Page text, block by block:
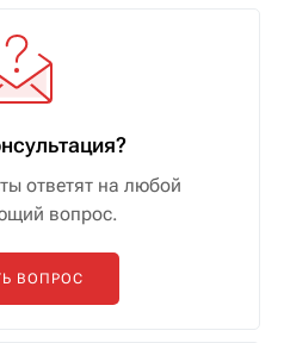
ответят на любой
вопрос.
ВОПРОС